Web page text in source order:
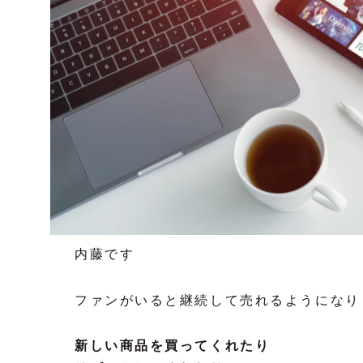
内藤です
ファンがいると継続して売れるようにな
新しい商品を買ってくれたり